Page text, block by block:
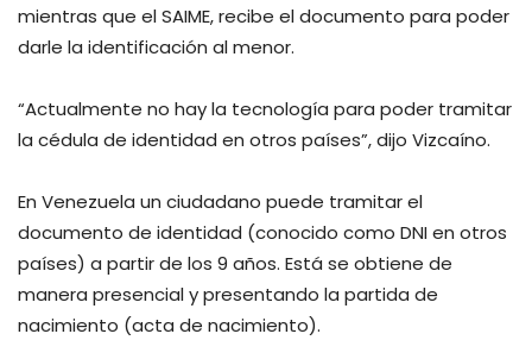
mientras que el SAIME, recibe el documento para poder
darle la identificación al menor.
“Actualmente no hay la tecnología para poder tramitar
la cédula de identidad en otros países”, dijo Vizcaíno.
En Venezuela un ciudadano puede tramitar el
documento de identidad (conocido como DNI en otros
países) a partir de los 9 años. Está se obtiene de
manera presencial y presentando la partida de
nacimiento (acta de nacimiento).